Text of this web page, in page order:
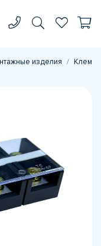
изделия